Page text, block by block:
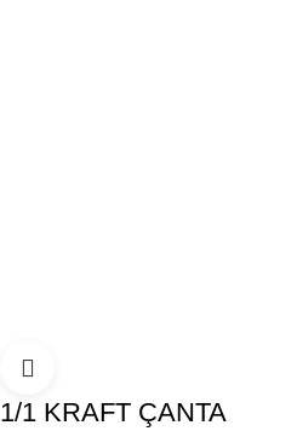
1/1 KRAFT ÇANTA